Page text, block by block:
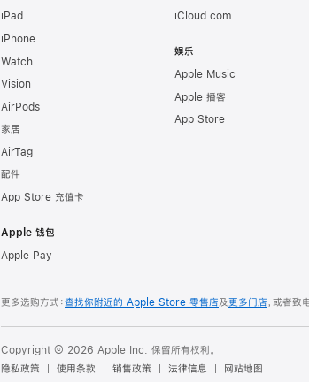
iPad
iPhone
Watch
Vision
AirPods
家居
AirTag
配件
App Store 充值卡
Apple 钱包
Apple Pay
iCloud.com
娱乐
Apple Music
Apple 播客
App Store
更多选购方式：查找你附近的 Apple Store 零售店及更多门店，或者致
Copyright © 2026 Apple Inc. 保留所有权利。
隐私政策
使用条款 销售政策 法律信息 网站地图